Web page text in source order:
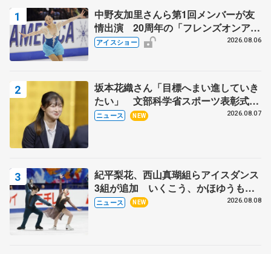
中野友加里さんら第1回メンバーが友
情出演 20周年の「フレンズオンアイ
ス」 宮本賢二さん、有川梨絵さん、
アイスショー 2026.08.06
坂本花織さん「目標へまい進していき
たい」 文部科学省スポーツ表彰式で
代表謝辞
ニュース NEW 2026.08.07
紀平梨花、西山真瑚組らアイスダンス
3組が追加 いくこう、かほゆうも、
木下グループ杯
ニュース NEW 2026.08.08